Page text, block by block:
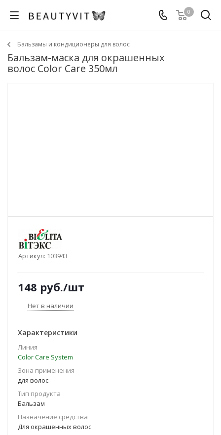
0
Бальзамы и кондиционеры для волос
Бальзам-маска для окрашенных
волос Color Care 350мл
Артикул: 103943
148 руб./шт
Нет в наличии
Характеристики
Линия
Color Care System
Зона применения
для волос
Тип продукта
Бальзам
Назначение средства
Для окрашенных волос